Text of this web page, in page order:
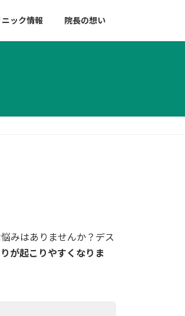
ニック情報 院長の想い
みはありませんか？デス
が起こりやすくなりま